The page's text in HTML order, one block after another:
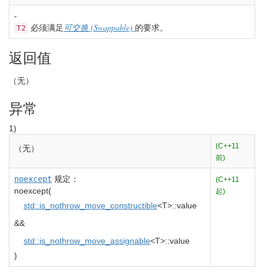
-
T2 必须满足 可交换 (Swappable) 的要求。
返回值
（无）
异常
1)
（无）
(C++11
前)
noexcept 规定：
noexcept(
std::is_nothrow_move_constructible<T>::value
&&
std::is_nothrow_move_assignable<T>::value
)
(C++11
起)